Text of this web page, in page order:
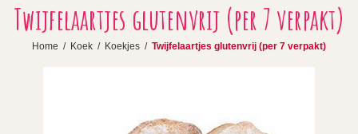
Twijfelaartjes glutenvrij (per 7 verpakt)
Home / Koek / Koekjes / Twijfelaartjes glutenvrij (per 7 verpakt)